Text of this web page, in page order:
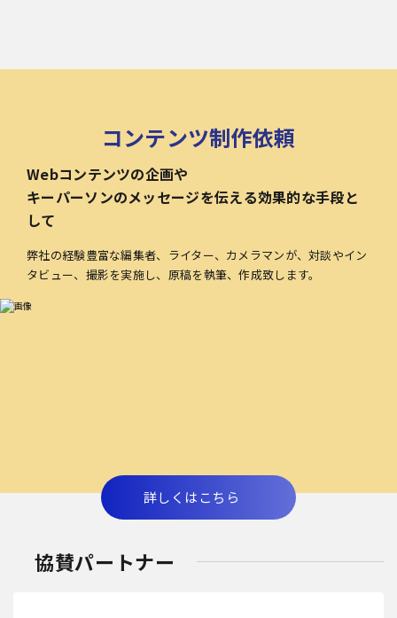
コンテンツ制作依頼
Webコンテンツの企画や
キーパーソンのメッセージを伝える効果的な手段と
して
弊社の経験豊富な編集者、ライター、カメラマンが、対談やイン
タビュー、撮影を実施し、原稿を執筆、作成致します。
詳しくはこちら
協賛パートナー